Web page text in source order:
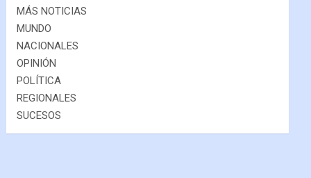
MÁS NOTICIAS
MUNDO
NACIONALES
OPINIÓN
POLÍTICA
REGIONALES
SUCESOS